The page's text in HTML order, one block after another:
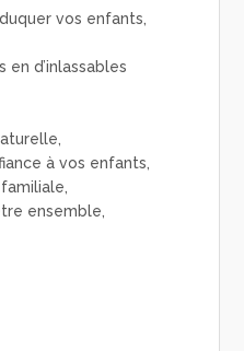
vos enfants,
d’inlassables
à vos enfants,
ensemble,